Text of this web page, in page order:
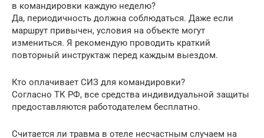
в командировки каждую неделю?
Да, периодичность должна соблюдаться. Даже если
маршрут привычен, условия на объекте могут
измениться. Я рекомендую проводить краткий
повторный инструктаж перед каждым выездом.
Кто оплачивает СИЗ для командировки?
Согласно ТК РФ, все средства индивидуальной защиты
предоставляются работодателем бесплатно.
Считается ли травма в отеле несчастным случаем на